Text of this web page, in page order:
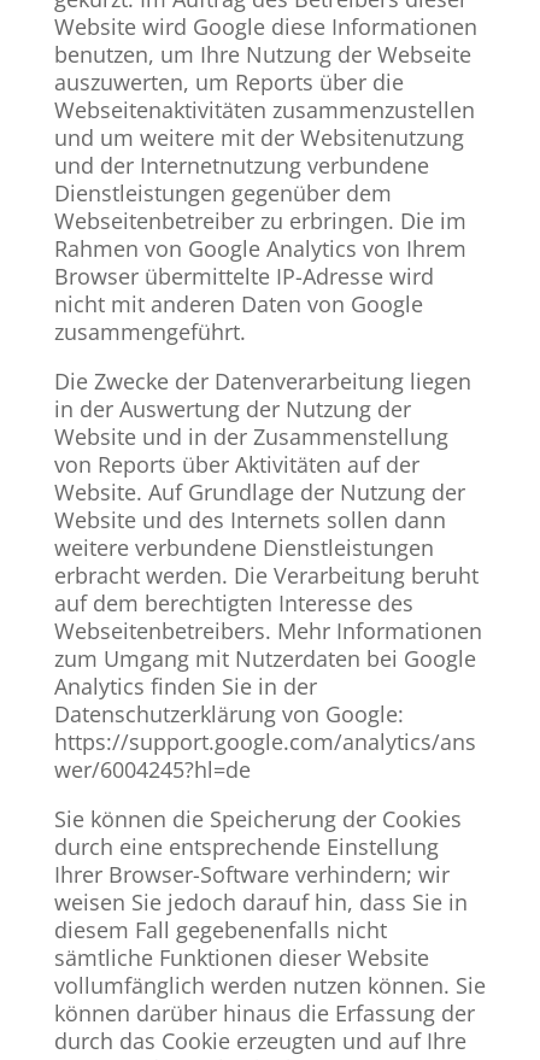
Website wird Google diese Informationen
benutzen, um Ihre Nutzung der Webseite
auszuwerten, um Reports über die
Webseitenaktivitäten zusammenzustellen
und um weitere mit der Websitenutzung
und der Internetnutzung verbundene
Dienstleistungen gegenüber dem
Webseitenbetreiber zu erbringen. Die im
Rahmen von Google Analytics von Ihrem
Browser übermittelte IP-Adresse wird
nicht mit anderen Daten von Google
zusammengeführt.
Die Zwecke der Datenverarbeitung liegen
in der Auswertung der Nutzung der
Website und in der Zusammenstellung
von Reports über Aktivitäten auf der
Website. Auf Grundlage der Nutzung der
Website und des Internets sollen dann
weitere verbundene Dienstleistungen
erbracht werden. Die Verarbeitung beruht
auf dem berechtigten Interesse des
Webseitenbetreibers. Mehr Informationen
zum Umgang mit Nutzerdaten bei Google
Analytics finden Sie in der
Datenschutzerklärung von Google:
https://support.google.com/analytics/ans
wer/6004245?hl=de
Sie können die Speicherung der Cookies
durch eine entsprechende Einstellung
Ihrer Browser-Software verhindern; wir
weisen Sie jedoch darauf hin, dass Sie in
diesem Fall gegebenenfalls nicht
sämtliche Funktionen dieser Website
vollumfänglich werden nutzen können. Sie
können darüber hinaus die Erfassung der
durch das Cookie erzeugten und auf Ihre